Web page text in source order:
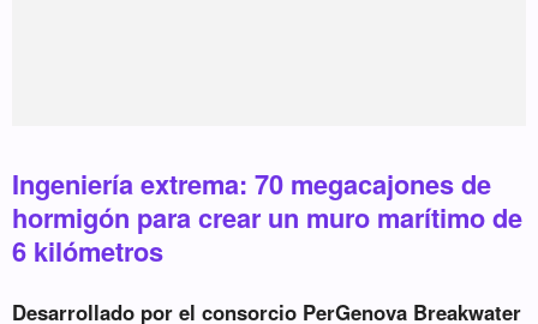
Ingeniería extrema: 70 megacajones de
hormigón para crear un muro marítimo de
6 kilómetros
Desarrollado por el consorcio PerGenova Breakwater